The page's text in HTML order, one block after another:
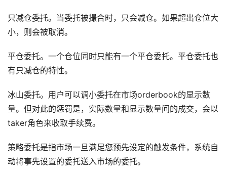
只减仓委托。当委托被撮合时，只会减仓。如果超出仓位大
小，则会被取消。
平仓委托。一个仓位同时只能有一个平仓委托。平仓委托也
有只减仓的特性。
冰山委托。用户可以调小委托在市场orderbook的显示数
量。但对此的惩罚是，实际数量和显示数量间的成交，会以
taker角色来收取手续费。
策略委托是指市场一旦满足您预先设定的触发条件，系统自
动将事先设置的委托送入市场的委托。